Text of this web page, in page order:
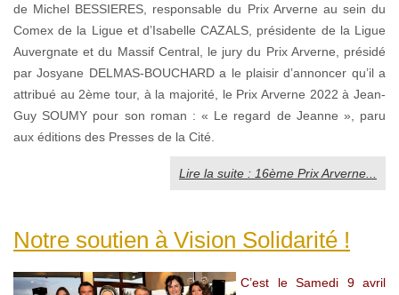
de Michel BESSIERES, responsable du Prix Arverne au sein du
Comex de la Ligue et d’Isabelle CAZALS, présidente de la Ligue
Auvergnate et du Massif Central, le jury du Prix Arverne, présidé
par Josyane DELMAS-BOUCHARD a le plaisir d’annoncer qu’il a
attribué au 2ème tour, à la majorité, le Prix Arverne 2022 à Jean-
Guy SOUMY pour son roman : « Le regard de Jeanne », paru
aux éditions des Presses de la Cité.
Lire la suite : 16ème Prix Arverne...
Notre soutien à Vision Solidarité !
C’est le Samedi 9 avril